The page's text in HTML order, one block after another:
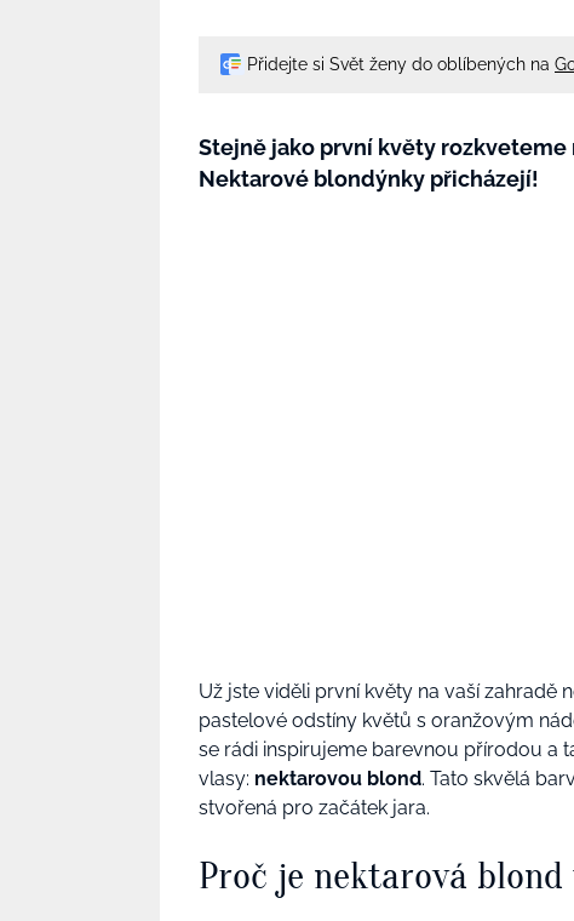
Přidejte si Svět ženy do oblíbených na
Stejně jako první květy rozkveteme
Nektarové blondýnky přicházejí!
Už jste viděli první květy na vaší zahradě
pastelové odstíny květů s oranžovým
se rádi inspirujeme barevnou přírodou a
vlasy: nektarovou blond. Tato skvělá
stvořená pro začátek jara.
Proč je nektarová